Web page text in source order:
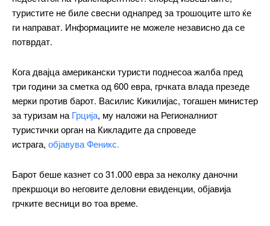
Included for free:
Etiam est nibh, lobortis sit
Ut mollis pellentesque tortor
Nullam eu erat condimentum
Donec quis est ac felis
Orci varius natoque dolor
Pro
туристите не биле свесни однапред за трошоците што ќе
ги направат. Информациите не можеле независно да се
потврдат.
Кога двајца американски туристи поднесоа жалба пред
три години за сметка од 600 евра, грчката влада презеде
мерки против барот. Василис Кикилијас, тогашен министер
за туризам наГрција, му наложи на Регионалниот
туристички орган на Кикладите да спроведе
истрага, објавува Феникс.
Барот беше казнет со 31.000 евра за неколку даночни
прекршоци во неговите деловни евиденции, објавија
грчките весници во тоа време.